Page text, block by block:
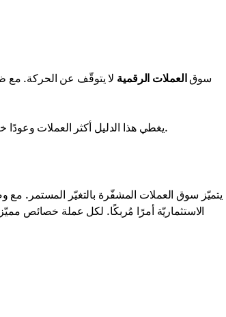
سوقالعملات الرقمية لا يتوقّف عن الحركة. مع
يغطي هذا الدليل أكثر العملات وعودًا خلال العام. سنشرح لماذا تستحق كل عملةٍ الانتباه ولأي نوعٍ من المستثمرين قد تكون مناسبة.
يتميّز سوق العملات المشفّرة بالتغيّر المستمر.
الاستثماريّة أمرًا مُربكًا. لكل عملة خصائص